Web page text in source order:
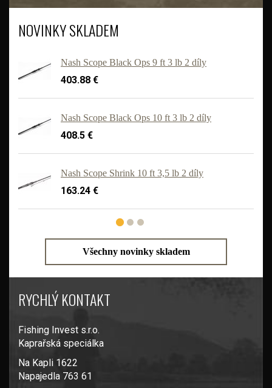
NOVINKY SKLADEM
Nash Scope Black Ops 9 ft 3 lb 2 díly
403.88 €
Nash Scope Black Ops 10 ft 3 lb 2 díly
408.5 €
Nash Scope Shrink 10 ft 3,5 lb 2 díly
163.24 €
Všechny novinky skladem
RYCHLÝ KONTAKT
Fishing Invest s.r.o.
Kaprařská speciálka
Na Kapli 1622
Napajedla 763 61